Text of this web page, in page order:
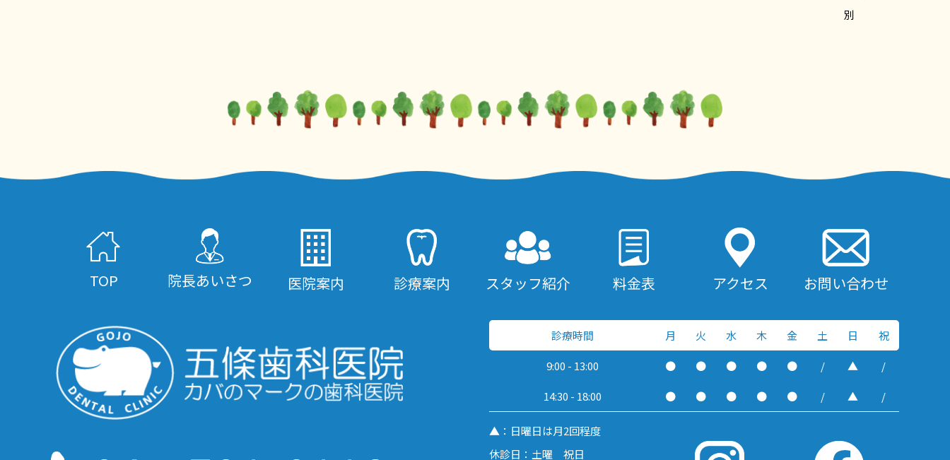
別
TOP 院長あいさつ 医院案内 診療案内 スタッフ紹介 料金表 アクセス お問い合わせ
診療時間 月 火 水 木 金 土 日 祝
9:00 - 13:00 ● ● ● ● ● / ▲ /
14:30 - 18:00 ● ● ● ● ● / ▲ /
▲：日曜日は月2回程度
休診日：土曜 祝日